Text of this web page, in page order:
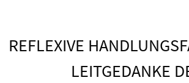
REFLEXIVE
LEITGEDANKE